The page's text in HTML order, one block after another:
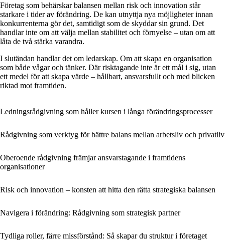
Företag som behärskar balansen mellan risk och innovation står
starkare i tider av förändring. De kan utnyttja nya möjligheter innan
konkurrenterna gör det, samtidigt som de skyddar sin grund. Det
handlar inte om att välja mellan stabilitet och förnyelse – utan om att
låta de två stärka varandra.
I slutändan handlar det om ledarskap. Om att skapa en organisation
som både vågar och tänker. Där risktagande inte är ett mål i sig, utan
ett medel för att skapa värde – hållbart, ansvarsfullt och med blicken
riktad mot framtiden.
Ledningsrådgivning som håller kursen i långa förändringsprocesser
Rådgivning som verktyg för bättre balans mellan arbetsliv och privatliv
Oberoende rådgivning främjar ansvarstagande i framtidens
organisationer
Risk och innovation – konsten att hitta den rätta strategiska balansen
Navigera i förändring: Rådgivning som strategisk partner
Tydliga roller, färre missförstånd: Så skapar du struktur i företaget